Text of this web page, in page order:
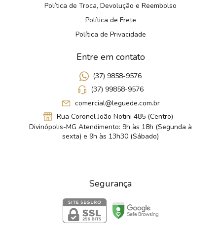
Política de Troca, Devolução e Reembolso
Política de Frete
Política de Privacidade
Entre em contato
(37) 9858-9576
(37) 99858-9576
comercial@leguede.com.br
Rua Coronel João Notini 485 (Centro) -
Divinópolis-MG Atendimento: 9h às 18h (Segunda à
sexta) e 9h às 13h30 (Sábado)
Segurança